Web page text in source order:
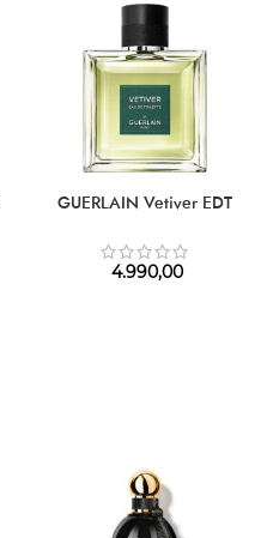
GUERLAIN Vetiver EDT
4.990,00